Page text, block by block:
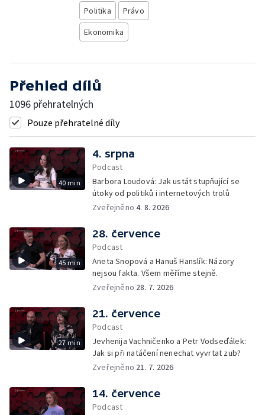
Politika
Právo
Ekonomika
Přehled dílů
1096 přehratelných
Pouze přehratelné díly
40 min
4. srpna
Podcast
Barbora Loudová: Jak ustát stupňující se
útoky od politiků i internetových trolů
Zveřejněno4. 8. 2026
45 min
28. července
Podcast
Aneta Snopová a Hanuš Hanslík: Názory
nejsou fakta. Všem měříme stejně.
Zveřejněno 28. 7. 2026
27 min
21. července
Podcast
Jevhenija Vachničenko a Petr Vodseďálek:
Jak si při natáčení nenechat vyvrtat zub?
Zveřejněno 21. 7. 2026
14. července
Podcast